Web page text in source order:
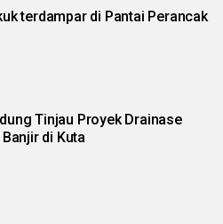
terdampar di Pantai Perancak
Tinjau Proyek Drainase
di Kuta